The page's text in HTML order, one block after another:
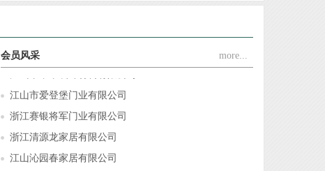
会员风采 more...
江山市方圆和门业有限公司
江山市帝昂装饰材料有限公司
江山市爱登堡门业有限公司
浙江赛银将军门业有限公司
浙江清源龙家居有限公司
江山沁园春家居有限公司
江山市金派门业有限公司